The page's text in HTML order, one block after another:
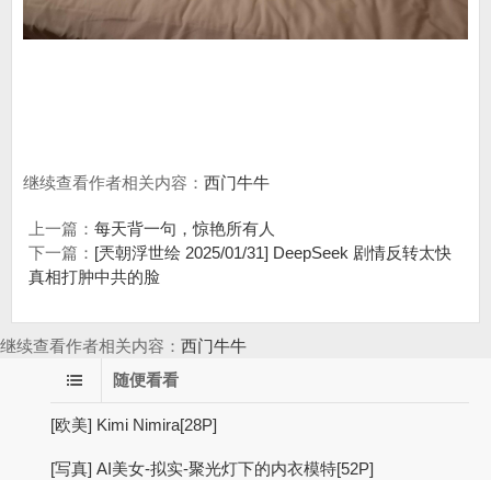
继续查看作者相关内容： 西门牛牛
上一篇： 每天背一句，惊艳所有人
下一篇： [兲朝浮世绘 2025/01/31] DeepSeek 剧情反转太快
真相打肿中共的脸
继续查看作者相关内容： 西门牛牛
随便看看
[欧美] Kimi Nimira[28P]
[写真] AI美女-拟实-聚光灯下的内衣模特[52P]